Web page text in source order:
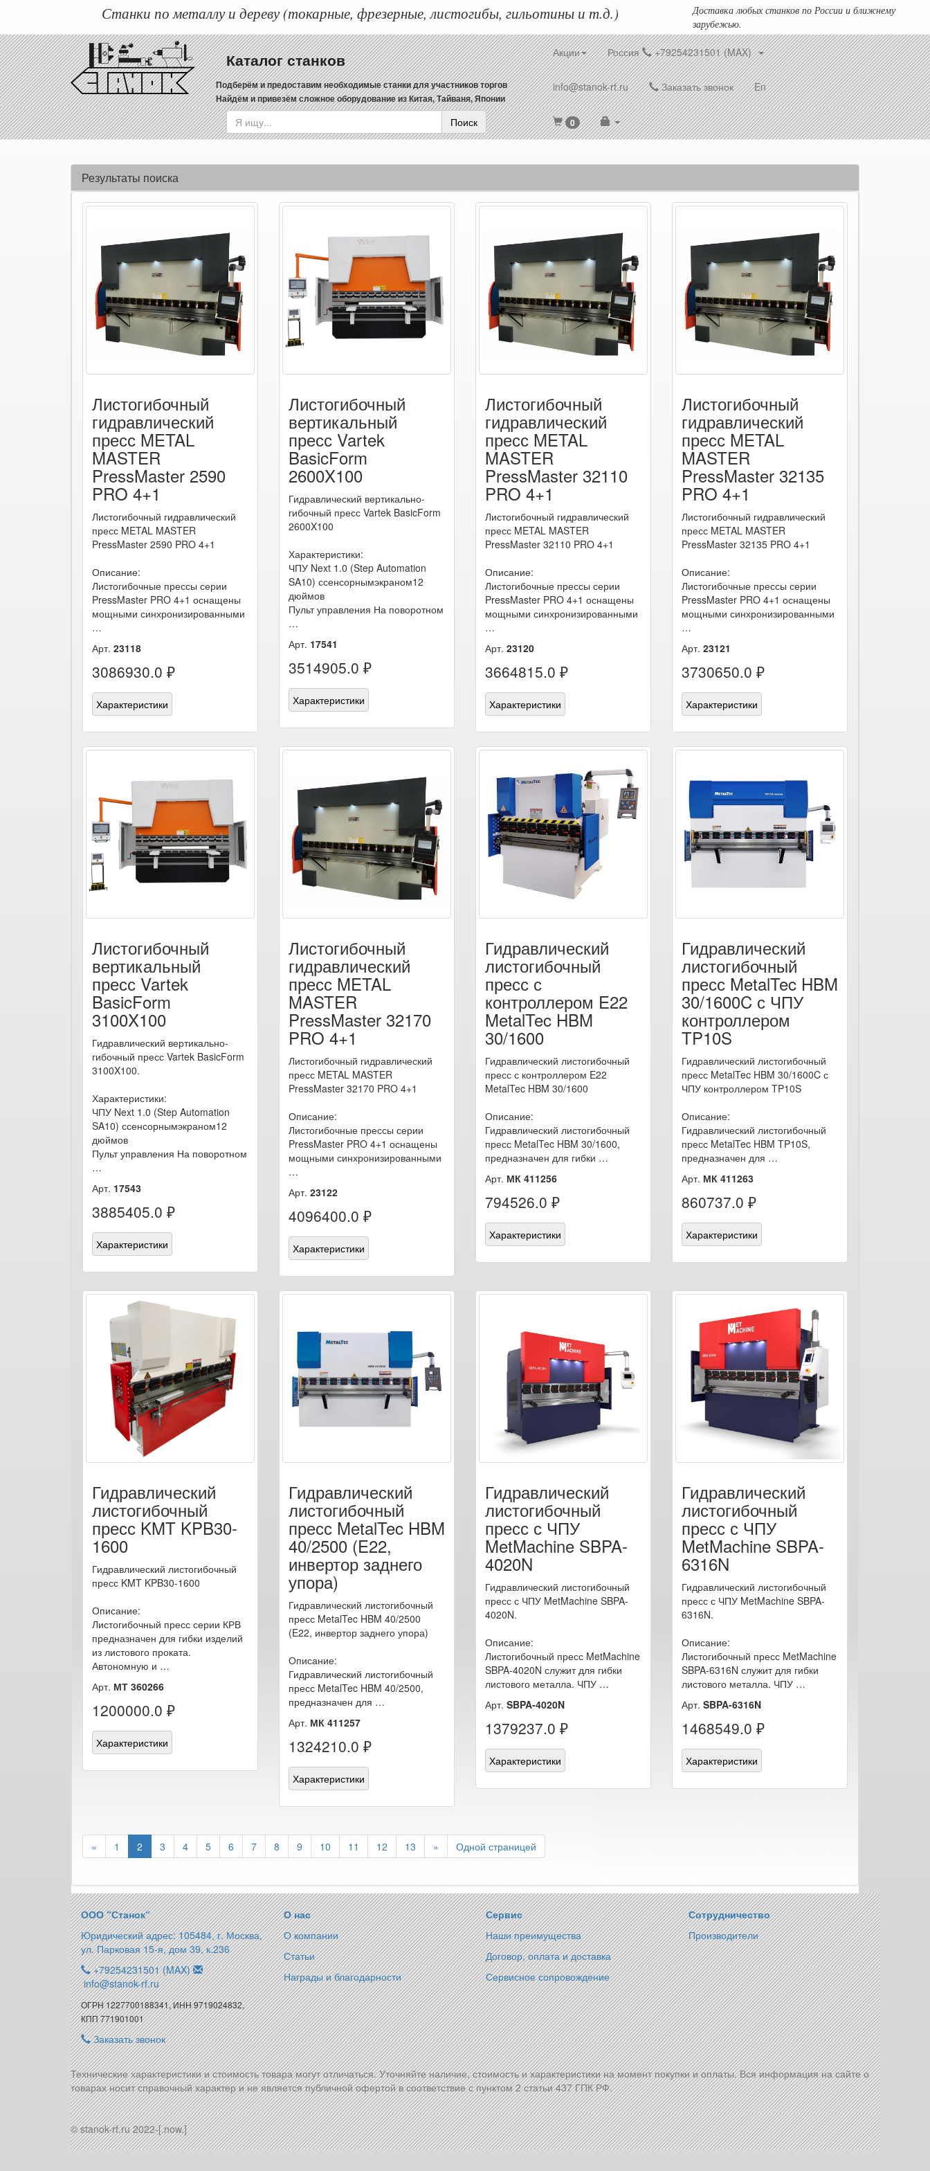
Станки по металлу и дереву (токарные, фрезерные, листогибы, гильотины и т.д.)
Доставка любых станков по России и ближнему
зарубежью.
Каталог станков
Подберём и предоставим необходимые станки для участников торгов
Найдём и привезём сложное оборудование из Китая, Тайваня, Японии
Поиск
Акции Россия +79254231501 (MAX)
info@stanok-rf.ru Заказать звонок En
0
Результаты поиска
Листогибочный
гидравлический
пресс METAL
MASTER
PressMaster 2590
PRO 4+1
Листогибочный гидравлический
пресс METAL MASTER
PressMaster 2590 PRO 4+1
Описание:
Листогибочные прессы серии
PressMaster PRO 4+1 оснащены
мощными синхронизированными
…
Арт. 23118
3086930.0 ₽
Характеристики
Листогибочный
вертикальный
пресс Vartek
BasicForm
2600X100
Гидравлический вертикально-
гибочный пресс Vartek BasicForm
2600X100
Характеристики:
ЧПУ Next 1.0 (Step Automation
SA10) ссенсорнымэкраном12
дюймов
Пульт управления На поворотном
…
Арт. 17541
3514905.0 ₽
Характеристики
Листогибочный
гидравлический
пресс METAL
MASTER
PressMaster 32110
PRO 4+1
Листогибочный гидравлический
пресс METAL MASTER
PressMaster 32110 PRO 4+1
Описание:
Листогибочные прессы серии
PressMaster PRO 4+1 оснащены
мощными синхронизированными
…
Арт. 23120
3664815.0 ₽
Характеристики
Листогибочный
гидравлический
пресс METAL
MASTER
PressMaster 32135
PRO 4+1
Листогибочный гидравлический
пресс METAL MASTER
PressMaster 32135 PRO 4+1
Описание:
Листогибочные прессы серии
PressMaster PRO 4+1 оснащены
мощными синхронизированными
…
Арт. 23121
3730650.0 ₽
Характеристики
Листогибочный
вертикальный
пресс Vartek
BasicForm
3100X100
Гидравлический вертикально-
гибочный пресс Vartek BasicForm
3100X100.
Характеристики:
ЧПУ Next 1.0 (Step Automation
SA10) ссенсорнымэкраном12
дюймов
Пульт управления На поворотном
…
Арт. 17543
3885405.0 ₽
Характеристики
Листогибочный
гидравлический
пресс METAL
MASTER
PressMaster 32170
PRO 4+1
Листогибочный гидравлический
пресс METAL MASTER
PressMaster 32170 PRO 4+1
Описание:
Листогибочные прессы серии
PressMaster PRO 4+1 оснащены
мощными синхронизированными
…
Арт. 23122
4096400.0 ₽
Характеристики
Гидравлический
листогибочный
пресс с
контроллером E22
MetalTec HBM
30/1600
Гидравлический листогибочный
пресс с контроллером E22
MetalTec HBM 30/1600
Описание:
Гидравлический листогибочный
пресс MetalTec HBM 30/1600,
предназначен для гибки …
Арт. МК 411256
794526.0 ₽
Характеристики
Гидравлический
листогибочный
пресс MetalTec HBM
30/1600C с ЧПУ
контроллером
TP10S
Гидравлический листогибочный
пресс MetalTec HBM 30/1600C с
ЧПУ контроллером TP10S
Описание:
Гидравлический листогибочный
пресс MetalTec HBM TP10S,
предназначен для …
Арт. МК 411263
860737.0 ₽
Характеристики
Гидравлический
листогибочный
пресс KMT KPB30-
1600
Гидравлический листогибочный
пресс KMT KPB30-1600
Описание:
Листогибочный пресс серии КРВ
предназначен для гибки изделий
из листового проката.
Автономную и …
Арт. МТ 360266
1200000.0 ₽
Характеристики
Гидравлический
листогибочный
пресс MetalTec HBM
40/2500 (E22,
инвертор заднего
упора)
Гидравлический листогибочный
пресс MetalTec HBM 40/2500
(E22, инвертор заднего упора)
Описание:
Гидравлический листогибочный
пресс MetalTec HBM 40/2500,
предназначен для …
Арт. МК 411257
1324210.0 ₽
Характеристики
Гидравлический
листогибочный
пресс с ЧПУ
MetMachine SBPA-
4020N
Гидравлический листогибочный
пресс с ЧПУ MetMachine SBPA-
4020N.
Описание:
Листогибочный пресс MetMachine
SBPA-4020N служит для гибки
листового металла. ЧПУ …
Арт. SBPA-4020N
1379237.0 ₽
Характеристики
Гидравлический
листогибочный
пресс с ЧПУ
MetMachine SBPA-
6316N
Гидравлический листогибочный
пресс с ЧПУ MetMachine SBPA-
6316N.
Описание:
Листогибочный пресс MetMachine
SBPA-6316N служит для гибки
листового металла. ЧПУ …
Арт. SBPA-6316N
1468549.0 ₽
Характеристики
« 1 2 3 4 5 6 7 8 9 10 11 12 13 » Одной страницей
ООО “Станок“
Юридический адрес: 105484, г. Москва,
ул. Парковая 15-я, дом 39, к.236
+79254231501 (MAX)
info@stanok-rf.ru
ОГРН 1227700188341, ИНН 9719024832,
КПП 771901001
Заказать звонок
О нас
О компании
Статьи
Награды и благодарности
Сервис
Наши преимущества
Договор, оплата и доставка
Сервисное сопровождение
Сотрудничество
Производители
Технические характеристики и стоимость товара могут отличаться. Уточняйте наличие, стоимость и характеристики на момент покупки и оплаты. Вся информация на сайте о
товарах носит справочный характер и не является публичной офертой в соответствие с пунктом 2 статьи 437 ГПК РФ.
© stanok-rf.ru 2022-[.now.]